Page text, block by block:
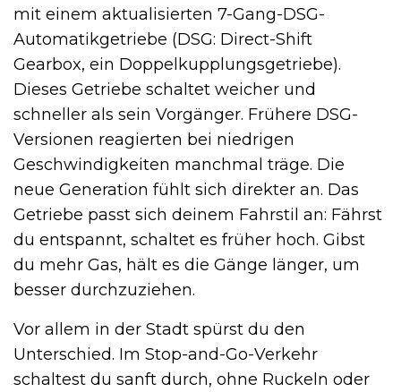
mit einem aktualisierten 7-Gang-DSG-
Automatikgetriebe (DSG: Direct-Shift
Gearbox, ein Doppelkupplungsgetriebe).
Dieses Getriebe schaltet weicher und
schneller als sein Vorgänger. Frühere DSG-
Versionen reagierten bei niedrigen
Geschwindigkeiten manchmal träge. Die
neue Generation fühlt sich direkter an. Das
Getriebe passt sich deinem Fahrstil an: Fährst
du entspannt, schaltet es früher hoch. Gibst
du mehr Gas, hält es die Gänge länger, um
besser durchzuziehen.
Vor allem in der Stadt spürst du den
Unterschied. Im Stop-and-Go-Verkehr
schaltest du sanft durch, ohne Ruckeln oder